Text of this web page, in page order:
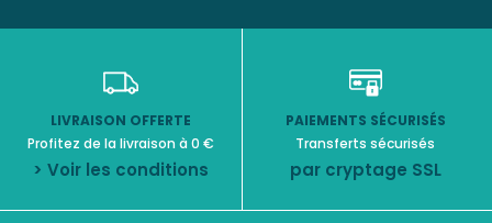
LIVRAISON OFFERTE
Profitez de la livraison à 0 €
> Voir les conditions
PAIEMENTS SÉCURISÉS
Transferts sécurisés
par cryptage SSL